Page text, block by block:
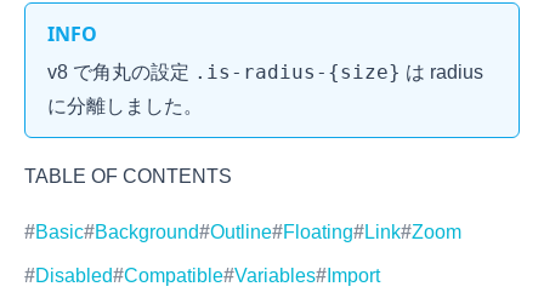
INFO
v8 で角丸の設定 .is-radius-{size} は radius
に分離しました。
TABLE OF CONTENTS
Basic Background Outline Floating Link Zoom
Disabled Compatible Variables Import